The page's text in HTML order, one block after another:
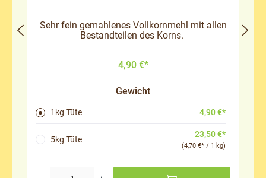
Sehr fein gemahlenes Vollkornmehl mit allen
Bestandteilen des Korns.
4,90 €*
Gewicht
1kg Tüte 4,90 €*
5kg Tüte
23,50 €*
(4,70 €* / 1 kg)